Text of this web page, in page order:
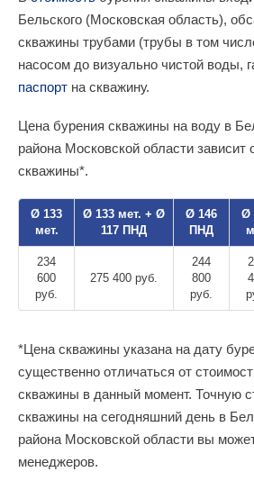
Бельского (Московская область),
скважины трубами (трубы в том
насосом до визуально чистой воды,
паспорт на скважину.
Цена бурения скважины на воду в
района Московской области зависит
скважины*.
Ø 133
мет.
Ø 133 мет. + Ø
117 ПНД
Ø 146
ПНД
Ø
234
600
руб.
275 400 руб.
244
800
руб.
*Цена скважины указана на дату
существенно отличаться от
скважины в данный момент. Точную
скважины на сегодняшний день в
района Московской области вы
менеджеров.